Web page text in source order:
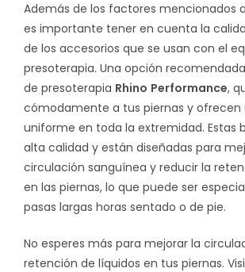
Además de los factores mencionados
es importante tener en cuenta la
de los accesorios que se usan con el
presoterapia. Una opción
de presoterapia Rhino Performance,
cómodamente a tus piernas y ofrecen
uniforme en toda la extremidad. Estas
alta calidad y están diseñadas para
circulación sanguínea y reducir la
en las piernas, lo que puede ser
pasas largas horas sentado o de pie.
No esperes más para mejorar la
retención de líquidos en tus piernas.